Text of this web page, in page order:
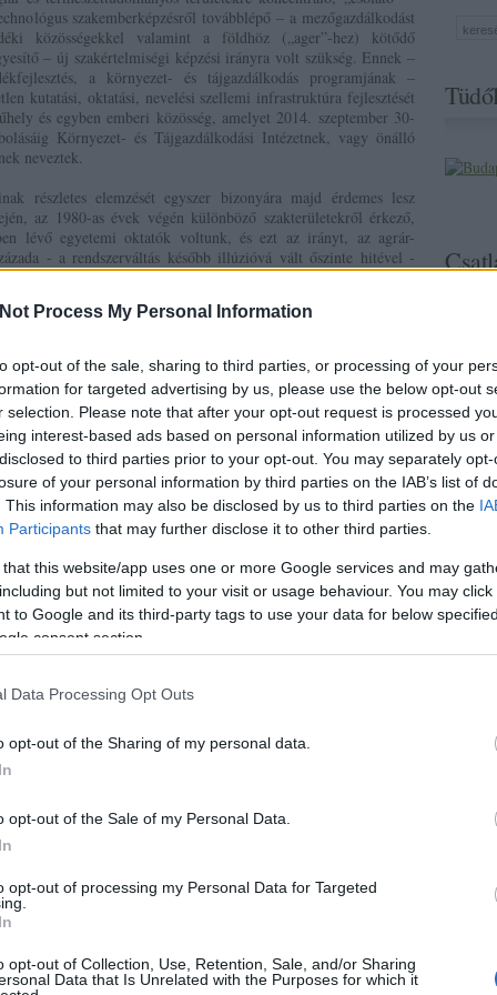
Process My Personal Information
opt-out of the sale, sharing to third parties, or processing of your
for targeted advertising by us, please use the below opt-out
selection. Please note that after your opt-out request is processed
interest-based ads based on personal information utilized by us
to third parties prior to your opt-out. You may separately
of your personal information by third parties on the IAB’s list of
This information may also be disclosed by us to third parties on the
Participants that may further disclose it to other third parties.
that this website/app uses one or more Google services and may
but not limited to your visit or usage behaviour. You may
to Google and its third-party tags to use your data for below
consent section.
Data Processing Opt Outs
opt-out of the Sharing of my personal data.
opt-out of the Sale of my Personal Data.
opt-out of processing my Personal Data for Targeted
opt-out of Collection, Use, Retention, Sale, and/or Sharing
Data that Is Unrelated with the Purposes for which it
szakemberképzésről továbblépő – a mezőgazdálkodást
közösségekkel valamint a földhöz („ager”-hez) kötődő
– új szakértelmiségi képzési irányra volt szükség. Ennek –
a környezet- és tájgazdálkodás programjának –
kutatási, oktatási, nevelési szellemi infrastruktúra fejlesztését
és egyben emberi közösség, amelyet 2014. szeptember 30-
Környezet- és Tájgazdálkodási Intézetnek, vagy önálló
neveztek.
részletes elemzését egyszer bizonyára majd érdemes lesz
az 1980-as évek végén különböző szakterületekről érkező,
lévő egyetemi oktatók voltunk, és ezt az irányt, az agrár-
- a rendszerváltás később illúzióvá vált őszinte hitével -
kidolgoztuk és tartalmilag sikerre vittük, nekünk
Tartozunk az utánunk jövő generációknak is azzal, hogy az
közepette legalább vázlatosan rögzítsük a KTI
általunk igaznak vélt történetét, az események egyfajta
tanulsággal szolgálhat, sokat elmondhat viszonyainkról. A
egyikeként, a létrehozásban és működtetésben alapító igazgató-
igazgatóként közreműködő, most nyugállományba készülő
kell vállalnom, meghagyva persze a részletes elemzés és
számára.
kötni. A változások ugyanis általában nem egy
lassú eszmélés eredményeképpen következnek be. Mégis ez a
12-i, mintegy 600 résztvevővel megszervezett
amelyre Dobos Károllyal, Szakál Ferenccel és Gábriel
tanáraimmal majd kollégáimmal együtt magam is
tudtuk: agrár- és vidékügyekben ez lesz az első olyan
amelyről a hivatalos média is tudósit, és amelynek
(Ezen a tanácskozáson, nyilvános fórumon – a
- magam is felszólaltam, aminek következtében pl. az
szándékú” figyelmeztetést kaptam: jobb lesz, ha más
„nem jósolnak nekem hosszú karriert”.)
későbbiekben, hogy itt találkoztam több olyan korombeli
Podmaniczky László agrárközgazdásszal és másokkal -, akik
is jelentős tartalmi és intézményi változtatásokra
egyszerre érezték meg, hogy a környezethez, a tájak eltérő
gazdasági és társadalmi dimenziókban egyaránt elfogadható
környezet- és tájgazdálkodási rendszerek kidolgozására és
nem csak más típusú, hanem szélesebb körű ismereteket is
termelés és a befektetői tőkemegtérülés hatékonyságának
vagy inkább biológiai ipar technológiai folyamatainak
Kiss Józseffel, Mézes Miklóssal és másokkal bővülő -
közös gondolkodás és belső viták után a változtatási szándék